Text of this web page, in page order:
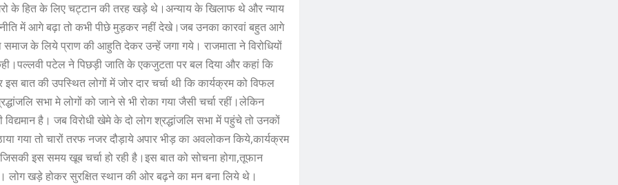
के हित के लिए चट्टान की तरह खड़े थे।अन्याय के खिलाफ थे और न्याय
में आगे बढ़ा तो कभी पीछे मुड़कर नहीं देखे।जब उनका कारवां बहुत आगे
के लिये प्राण की आहुति देकर उन्हें जगा गये। राजमाता ने विरोधियों
पटेल ने पिछड़ी जाति के एकजुटता पर बल दिया और कहां कि
बात की उपस्थित लोगों में जोर दार चर्चा थी कि कार्यक्रम को विफल
सभा मे लोगों को जाने से भी रोका गया जैसी चर्चा रहीं।लेकिन
है। जब विरोधी खेमे के दो लोग श्रद्धांजलि सभा में पहुंचे तो उनकों
गया तो चारों तरफ नजर दौड़ाये अपार भीड़ का अवलोकन किये,कार्यक्रम
इस समय खूब चर्चा हो रही है।इस बात को सोचना होगा,तूफान
खड़े होकर सुरक्षित स्थान की ओर बढ़ने का मन बना लिये थे।